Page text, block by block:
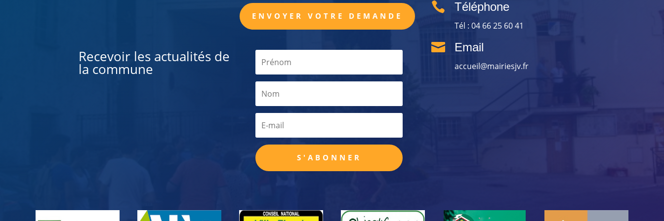
ENVOYER VOTRE DEMANDE
Recevoir les actualités de
la commune
S'ABONNER
 Téléphone
Tél : 04 66 25 60 41
 Email
accueil@mairiesjv.fr